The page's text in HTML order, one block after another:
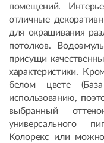
помещений.
отличные
для окрашивания
потолков.
присущи
характеристики.
белом цвете
использованию,
выбранный
универсального
Колорекс или